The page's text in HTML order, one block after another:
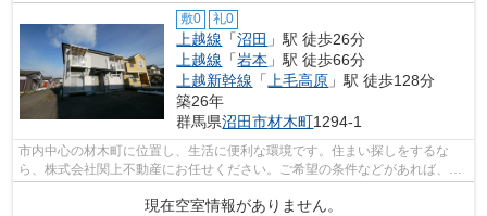
敷0 礼0
上越線 「沼田 」駅 徒歩26分
上越線 「岩本 」駅 徒歩66分
上越新幹線 「上毛高原 」駅 徒歩128分
築26年
群馬県沼田市材木町1294-1
市内中心の材木町に位置し、生活に便利な環境です。住まい探しをするな
ら、株式会社関上不動産にお任せください。ご希望の条件などがあれば、
現在空室情報がありません。